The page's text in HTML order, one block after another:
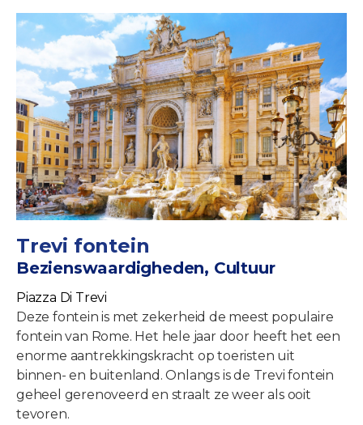
Trevi fontein
Bezienswaardigheden, Cultuur
Piazza Di Trevi
Deze fontein is met zekerheid de meest populaire
fontein van Rome. Het hele jaar door heeft het een
enorme aantrekkingskracht op toeristen uit
binnen- en buitenland. Onlangs is de Trevi fontein
geheel gerenoveerd en straalt ze weer als ooit
tevoren.